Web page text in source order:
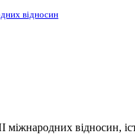
відносин
відносин,